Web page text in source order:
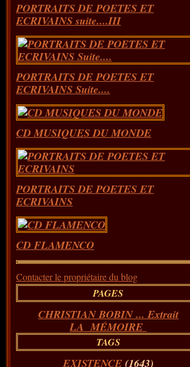
PORTRAITS DE POETES ET
ECRIVAINS suite....III
PORTRAITS DE POETES ET
ECRIVAINS Suite....
CD MUSIQUES DU MONDE
PORTRAITS DE POETES ET
ECRIVAINS
CD FLAMENCO
Contacter le propriétaire du blog
PAGES
CHRISTIAN BOBIN ... Extrait
LA MÉMOIRE
TAGS
EXISTENCE (1643)